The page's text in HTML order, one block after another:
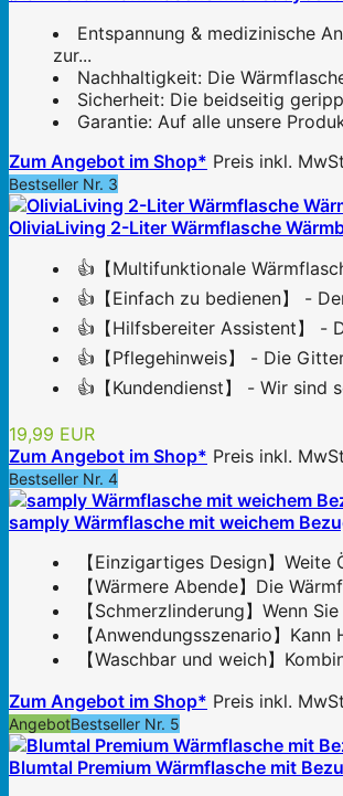
Entspannung & medizinische
zur...
Nachhaltigkeit: Die
Sicherheit: Die beidseitig
Garantie: Auf alle unsere
Zum Angebot im Shop* Preis inkl.
Bestseller Nr. 3
OliviaLiving 2-Liter Wärmflasche
👍【Multifunktionale
👍【Einfach zu bedienen】 -
👍【Hilfsbereiter Assistent】 -
👍【Pflegehinweis】 - Die
👍【Kundendienst】 - Wir sind
19,99 EUR
Zum Angebot im Shop* Preis inkl.
Bestseller Nr. 4
samply Wärmflasche mit weichem
【Einzigartiges Design】
【Wärmere Abende】Die
【Schmerzlinderung】Wenn
【Anwendungsszenario】
【Waschbar und weich】
Zum Angebot im Shop* Preis inkl.
AngebotBestseller Nr. 5
Blumtal Premium Wärmflasche mit